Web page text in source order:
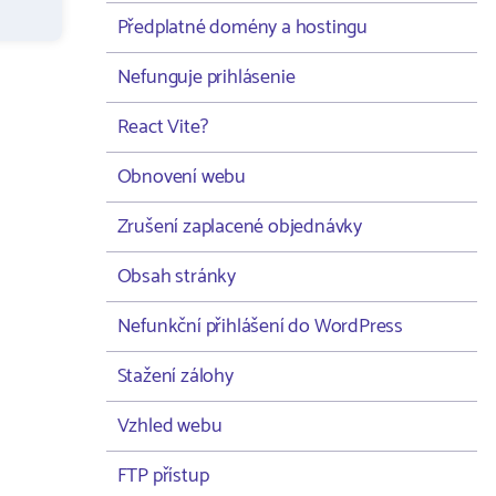
Předplatné domény a hostingu
Nefunguje prihlásenie
React Vite?
Obnovení webu
Zrušení zaplacené objednávky
Obsah stránky
Nefunkční přihlášení do WordPress
Stažení zálohy
Vzhled webu
FTP přístup